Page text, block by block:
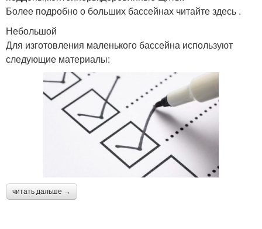
Более подробно о больших бассейнах читайте здесь .
Небольшой
Для изготовления маленького бассейна используют
следующие материалы:
читать дальше →